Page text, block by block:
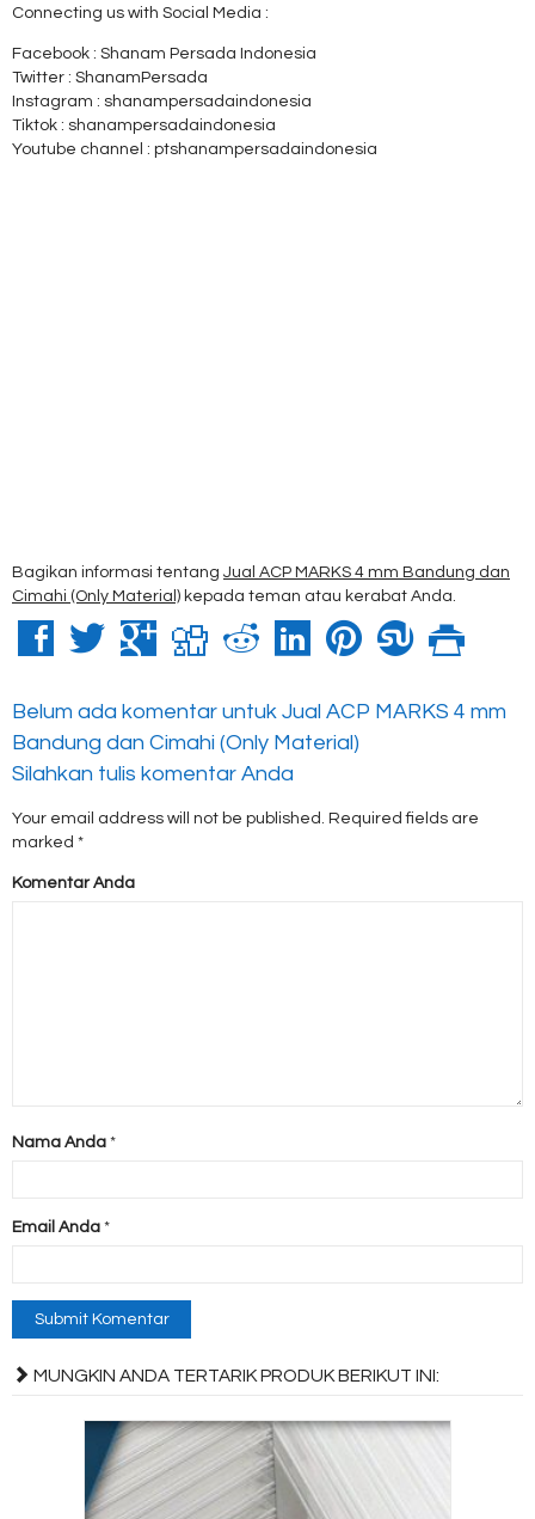
Connecting us with Social Media :
Facebook : Shanam Persada Indonesia
Twitter : ShanamPersada
Instagram : shanampersadaindonesia
Tiktok : shanampersadaindonesia
Youtube channel : ptshanampersadaindonesia
Bagikan informasi tentang Jual ACP MARKS 4 mm Bandung dan
Cimahi (Only Material) kepada teman atau kerabat Anda.
Belum ada komentar untuk Jual ACP MARKS 4 mm
Bandung dan Cimahi (Only Material)
Silahkan tulis komentar Anda
Your email address will not be published. Required fields are
marked *
Komentar Anda
Nama Anda *
Email Anda *
MUNGKIN ANDA TERTARIK PRODUK BERIKUT INI: